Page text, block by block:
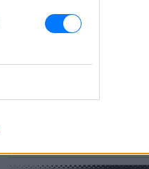
νεοπλουτισμό και